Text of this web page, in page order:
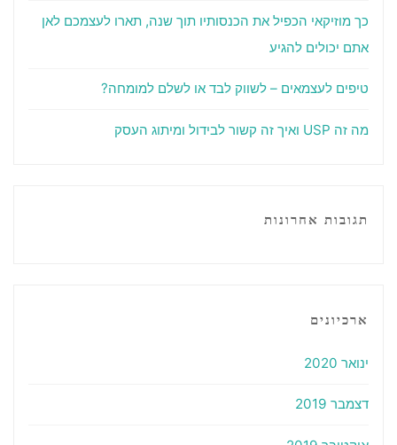
כך מוזיקאי הכפיל את הכנסותיו תוך שנה, תארו לעצמכם לאן
אתם יכולים להגיע
טיפים לעצמאים – לשווק לבד או לשלם למומחה?
מה זה USP ואיך זה קשור לבידול ומיתוג העסק
תגובות אחרונות
ארכיונים
ינואר 2020
דצמבר 2019